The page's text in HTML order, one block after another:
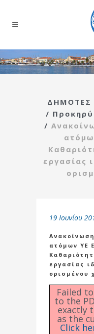
ΔΗΜΟΤΕΣ
/
/
εργασίας
19 Ιουνίου
ατόμων ΥΕ
εργασίας
ορισμένου
Failed
to the
exactly
as the
Click